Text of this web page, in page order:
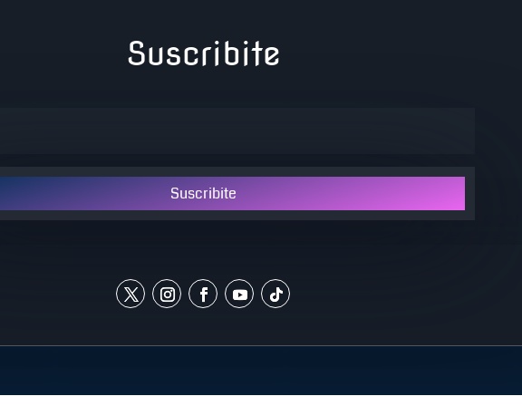
Suscribite
Suscribite